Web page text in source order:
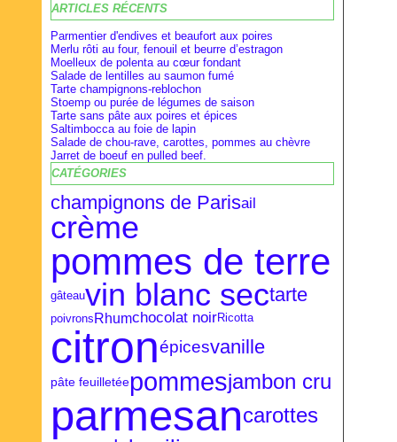
Février(9)
Janvier(8)
Février(16)
Janvier(18)
Avril(28)
Mars(27)
ARTICLES RÉCENTS
Parmentier d'endives et beaufort aux poires
Merlu rôti au four, fenouil et beurre d’estragon
Moelleux de polenta au cœur fondant
Salade de lentilles au saumon fumé
Tarte champignons-reblochon
Stoemp ou purée de légumes de saison
Tarte sans pâte aux poires et épices
Saltimbocca au foie de lapin
Salade de chou-rave, carottes, pommes au chèvre
Jarret de boeuf en pulled beef.
CATÉGORIES
champignons de Parisail
crème
pommes de terre
gâteauvin blanc sectarte
poivrons Rhumchocolat noirRicotta
citronépicesvanille
pâte feuilletéepommesjambon cru
parmesancarottes